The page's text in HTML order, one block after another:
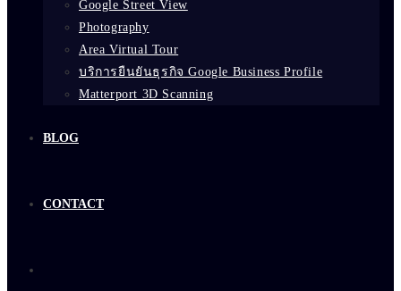
Google Street View
Photography
Area Virtual Tour
บริการยืนยันธุรกิจ Google Business Profile
Matterport 3D Scanning
BLOG
CONTACT